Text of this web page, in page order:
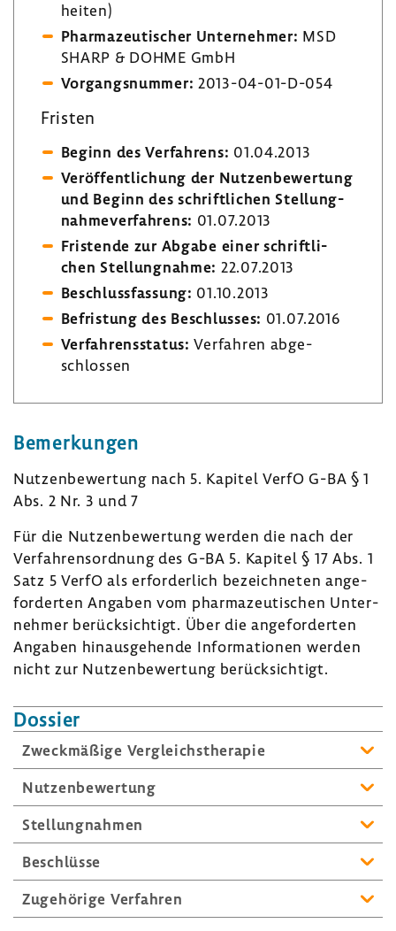
heiten)
Phar­ma­zeu­ti­scher Unter­nehmer: MSD
SHARP & DOHME GmbH
Vorgangs­nummer: 2013-​04-01-D-054
Fristen
Beginn des Verfah­rens: 01.04.2013
Veröf­fent­li­chung der Nutzen­be­wer­tung
und Beginn des schrift­li­chen Stel­lung­
nah­me­ver­fah­rens: 01.07.2013
Fris­tende zur Abgabe einer schrift­li­
chen Stel­lung­nahme: 22.07.2013
Beschluss­fas­sung: 01.10.2013
Befris­tung des Beschlusses: 01.07.2016
Verfah­rens­status: Verfahren abge­
schlossen
Bemer­kungen
Nutzen­be­wer­tung nach 5. Kapitel VerfO G-BA § 1
Abs. 2 Nr. 3 und 7
Für die Nutzen­be­wer­tung werden die nach der
Verfah­rens­ord­nung des G-BA 5. Kapitel § 17 Abs. 1
Satz 5 VerfO als erfor­der­lich bezeich­neten ange­
for­derten Angaben vom phar­ma­zeu­ti­schen Unter­
nehmer berück­sich­tigt. Über die ange­for­derten
Angaben hinaus­ge­hende Infor­ma­tionen werden
nicht zur Nutzen­be­wer­tung berück­sich­tigt.
Dossier
Zweck­mä­ßige Vergleichs­the­rapie
Nutzen­be­wer­tung
Stel­lung­nahmen
Beschlüsse
Zuge­hö­rige Verfahren